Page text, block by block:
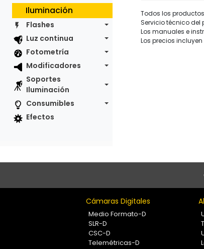
Iluminación
Flashes
Luz continua
Fotometría
Modificadores
Soportes
Iluminación
Consumibles
Efectos
Todos los
Servicio técnico del
Los manuales e
Los precios incluyen
Cámaras Digitales
Medio Formato-D
SLR-D
CSC-D
Telemétricas-D